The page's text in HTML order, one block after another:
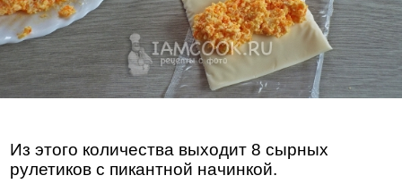
Из этого количества выходит 8 сырных
рулетиков с пикантной начинкой.